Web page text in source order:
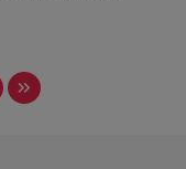
Čuovvovaš
Maŋemus